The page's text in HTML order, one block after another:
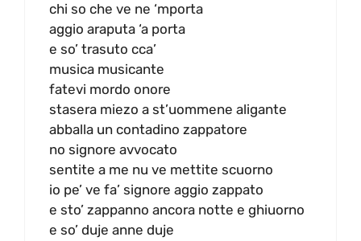
chi so che ve ne ‘mporta
aggio araputa ‘a porta
e so’ trasuto cca’
musica musicante
fatevi mordo onore
stasera miezo a st’uommene aligante
abballa un contadino zappatore
no signore avvocato
sentite a me nu ve mettite scuorno
io pe’ ve fa’ signore aggio zappato
e sto’ zappanno ancora notte e ghiuorno
e so’ duje anne duje